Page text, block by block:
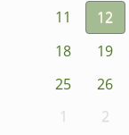
11
12
18
19
25
26
1
2